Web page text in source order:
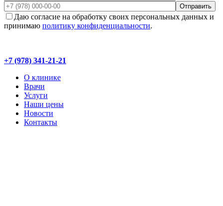
Даю согласие на обработку своих персональных данных и
принимаю политику конфиденциальности.
+7 (978) 341-21-21
О клинике
Врачи
Услуги
Наши цены
Новости
Контакты